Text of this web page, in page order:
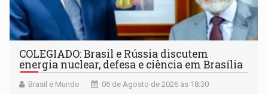
COLEGIADO: Brasil e Rússia discutem
energia nuclear, defesa e ciência em Brasília
Brasil e Mundo 06 de Agosto de 2026 às 18:30